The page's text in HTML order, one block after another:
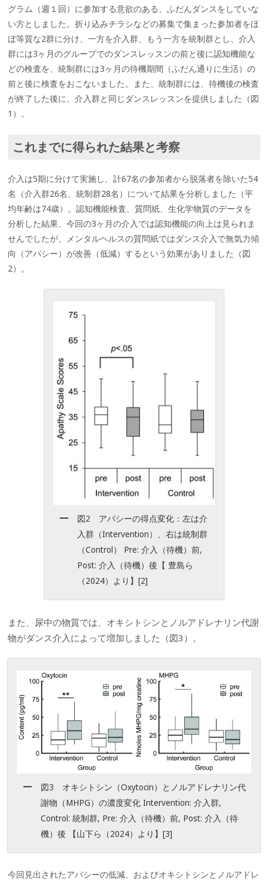
グラム（週１回）に参加する意欲のある、ふだんダンスをしていな
い方としました。折り込みチラシなどの募集で集まった参加者をほ
ぼ等質な2群に分け、一方を介入群、もう一方を統制群とし、介入
群には3ヶ月のグループでのダンスレッスンの前と後に認知機能な
どの検査を、統制群には3ヶ月の待機期間（ふだん通りに生活）の
前と後に検査をおこないました。また、統制群には、待機後の検査
が終了した後に、介入群と同じダンスレッスンを提供しました（図
1）。
これまでに得られた結果と考察
介入は5期に分けて実施し、計67名の参加者から脱落者を除いた54
名（介入群26名、統制群28名）について結果を分析しました（平
均年齢は74歳）。認知機能検査、質問紙、生化学物質のデータを
分析した結果、今回の3ヶ月の介入では認知機能の向上は見られま
せんでしたが、メンタルヘルスの質問紙ではダンス介入で無気力傾
向（アパシー）が改善（低減）するという効果がありました（図
2）。
図2 アパシーの得点変化：左は介
入群（Intervention）、右は統制群
（Control） Pre: 介入（待機）前,
Post: 介入（待機）後【 豊島ら
（2024）より】[2]
また、尿中の物質では、オキシトシンとノルアドレナリン代謝
物がダンス介入によって増加しました（図3）。
図3 オキシトシン（Oxytocin）とノルアドレナリン代
謝物（MHPG）の濃度変化 Intervention: 介入群,
Control: 統制群, Pre: 介入（待機）前, Post: 介入（待
機）後 【山下ら（2024）より】[3]
今回見出されたアパシーの低減、およびオキシトシンとノルアドレ